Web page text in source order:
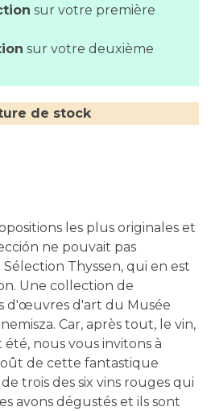
sur votre première
sur votre deuxième
de stock
les plus originales et
ne pouvait pas
Sélection Thyssen, qui en est
Une collection de
d'œuvres d'art du Musée
Car, après tout, le vin,
été, nous vous invitons à
de cette fantastique
trois des six vins rouges qui
avons dégustés et ils sont